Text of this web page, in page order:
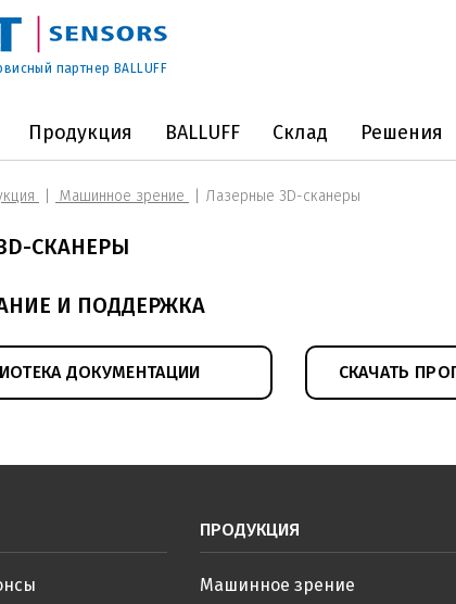
партнер BALLUFF
Продукция BALLUFF Склад Решения
Машинное зрение Лазерные 3D-сканеры
СКАНЕРЫ
И ПОДДЕРЖКА
ДОКУМЕНТАЦИИ СКАЧАТЬ
ПРОДУКЦИЯ
Машинное зрение